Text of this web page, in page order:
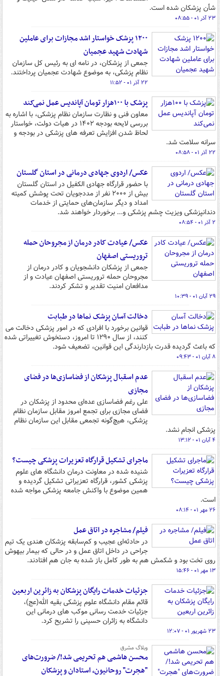
شأن پزشکان شده است.
۲۳ آذر ۰۱ - ۰۸:۵۵
۱۲۰۰ پزشک خواستار اشد مجازات برای عاملین
شهادت شهید عجمیان
جمعی از پزشکان، در نامه ای به رئیس کل سازمان
نظام پزشکی، به موضوع شهادت عجمیان پرداختند.
۲۲ آذر ۰۱ - ۱۱:۵۲
پزشک با ۱۰۰هزار تومان آپاندیس عمل نمی‌کند
معاون فنی و نظارت سازمان نظام پزشکی، با اشاره به
بررسی لایحه بودجه ۱۴۰۲ در هیات دولت، خواستار
لحاظ شدن افزایش تعرفه های پزشکی در بودجه و
سرانه سلامت شد.
۲۲ آذر ۰۱ - ۰۸:۵۸
عکس/ اردوی جهادی درمانی در استان گلستان
با حضور قرارگاه جهادی الکفیل در استان گلستان
بیش از ۲۰۰۰ نفر از مددجویان تحت پوشش کمیته
امداد و دیگر سازمان‌های حمایتی از خدمات
دندانپزشکی ویزیت چشم پزشکی و... برخوردار خواهند شد.
۲ آذر ۰۱ - ۰۸:۵۴
عکس/ عیادت کادر درمان از مجروحان حمله
تروریستی اصفهان
جمعی از پزشکان دانشجویان و کادر درمان از
مجروحان حمله تروریستی اصفهان عیادت و از
مدافعان امنیت تقدیر و تشکر کردند.
۲۹ آبان ۰۱ - ۱۰:۳۹
دخالت آسان پزشک نماها در طبابت
قوانین برخورد با افرادی که در امور پزشکی دخالت می
کنند، از سال ۱۲۹۰ تا امروز، دستخوش تغییراتی شده
که باعث گردیده قدرت بازدارندگی این قوانین، تضعیف شود.
۸ آبان ۰۱ - ۰۹:۴۳
عدم اسقبال پزشکان از فضاسازی‌ها در فضای
مجازی
علی رغم فضاسازی عده‌ای محدود از پزشکان در
فضای مجازی برای تجمع امروز مقابل سازمان نظام
پزشکی، هیچ‌گونه تجمعی مقابل این سازمان نظام
پزشکی انجام نشد.
۴ آبان ۰۱ - ۱۳:۱۲
ماجرای تشکیل قرارگاه تعزیرات پزشکی چیست؟
شنیده شده در معاونت درمان دانشگاه های علوم
پزشکی کشور، قرارگاه تعزیراتی تشکیل گردیده و
همین موضوع با واکنش جامعه پزشکی مواجه شده
است.
۲۶ مهر ۰۱ - ۰۸:۱۴
فیلم/ مشاجره در اتاق عمل
در حادثه‌ای عجیب و کم‌سابقه پزشکان هندی یک تیم
جراحی در داخل اتاق عمل و در حالی که بیمار بیهوش
روی تخت بود و شکمش هم به طور کامل باز شده به جان هم افتادند.
۱۳ مهر ۰۱ - ۱۵:۴۶
جزئیات خدمات رایگان پزشکان به زائرین اربعین
قائم مقام دانشگاه علوم پزشکی بقیه الله(عج)،
جزئیات خدمت رسانی موکب های درمانی این
دانشگاه به زائران حسینی را تشریح کرد.
۲۳ شهریور ۰۱ - ۱۲:۰۷
وبلاگ مشرق
محسن هاشمی هم تحریمی شد!/ ضرورت‌های
"هجرت" روحانیون، استادان و پزشکان